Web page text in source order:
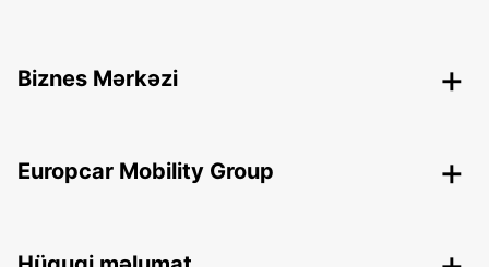
Biznes Mərkəzi
Europcar Mobility Group